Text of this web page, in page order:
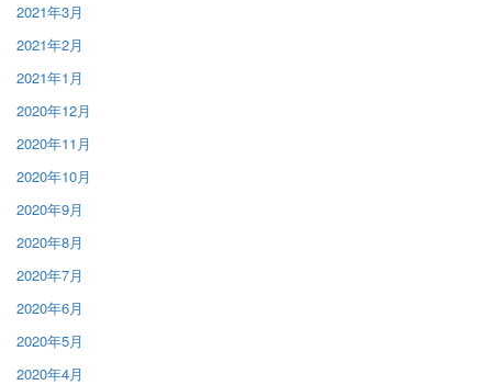
2021年3月
2021年2月
2021年1月
2020年12月
2020年11月
2020年10月
2020年9月
2020年8月
2020年7月
2020年6月
2020年5月
2020年4月